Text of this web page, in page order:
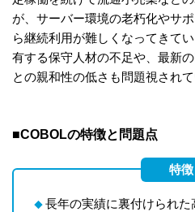
が、サーバー環境の老朽化やサ
ら継続利用が難しくなってきて
有する保守人材の不足や、最新
との親和性の低さも問題視されて
■COBOLの特徴と問題点
特徴
◆ 長年の実績に裏付けられた